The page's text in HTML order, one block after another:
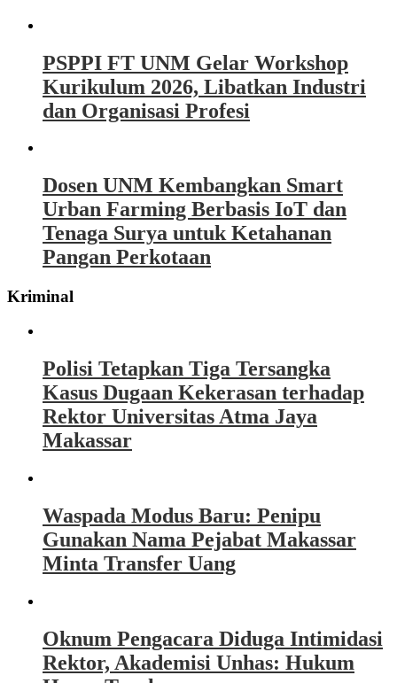
PSPPI FT UNM Gelar Workshop
Kurikulum 2026, Libatkan Industri
dan Organisasi Profesi
Dosen UNM Kembangkan Smart
Urban Farming Berbasis IoT dan
Tenaga Surya untuk Ketahanan
Pangan Perkotaan
Kriminal
Polisi Tetapkan Tiga Tersangka
Kasus Dugaan Kekerasan terhadap
Rektor Universitas Atma Jaya
Makassar
Waspada Modus Baru: Penipu
Gunakan Nama Pejabat Makassar
Minta Transfer Uang
Oknum Pengacara Diduga Intimidasi
Rektor, Akademisi Unhas: Hukum